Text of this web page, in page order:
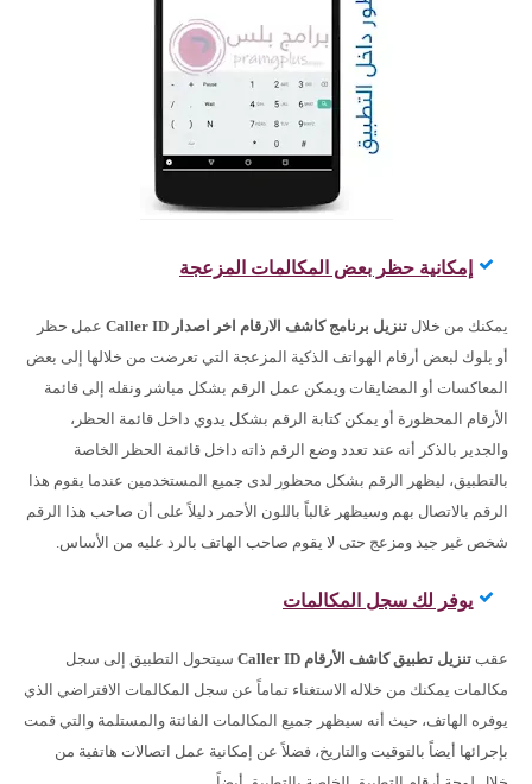
إمكانية حظر بعض المكالمات المزعجة
يمكنك من خلال تنزيل برنامج كاشف الارقام اخر اصدار Caller ID
عمل حظر
أو بلوك لبعض أرقام الهواتف الذكية المزعجة التي تعرضت من خلالها إلى بعض
المعاكسات أو المضايقات ويمكن عمل الرقم بشكل مباشر ونقله إلى قائمة
الأرقام المحظورة أو يمكن كتابة الرقم بشكل يدوي داخل قائمة الحظر،
والجدير بالذكر أنه عند تعدد وضع الرقم ذاته داخل قائمة الحظر الخاصة
بالتطبيق، ليظهر الرقم بشكل محظور لدى جميع المستخدمين عندما يقوم هذا
الرقم بالاتصال بهم وسيظهر غالباً باللون الأحمر دليلاً على أن صاحب هذا الرقم
شخص غير جيد ومزعج حتى لا يقوم صاحب الهاتف بالرد عليه من الأساس.
يوفر لك سجل المكالمات
عقب تنزيل تطبيق كاشف الأرقام Caller ID سيتحول التطبيق إلى سجل
مكالمات يمكنك من خلاله الاستغناء تماماً عن سجل المكالمات الافتراضي الذي
يوفره الهاتف، حيث أنه سيظهر جميع المكالمات الفائتة والمستلمة والتي قمت
بإجرائها أيضاً بالتوقيت والتاريخ، فضلاً عن إمكانية عمل اتصالات هاتفية من